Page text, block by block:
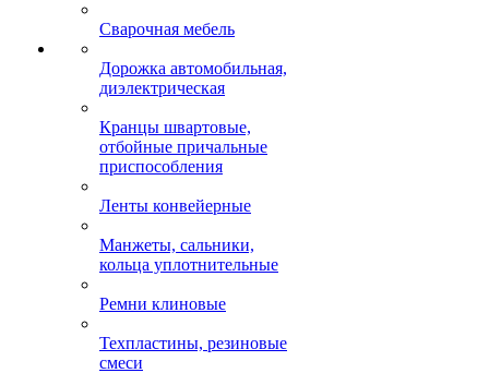
Сварочная мебель
Дорожка автомобильная,
диэлектрическая
Кранцы швартовые,
отбойные причальные
приспособления
Ленты конвейерные
Манжеты, сальники,
кольца уплотнительные
Ремни клиновые
Техпластины, резиновые
смеси